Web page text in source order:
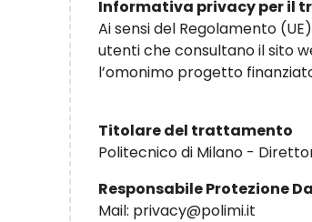
Informativa privacy per il
Ai sensi del Regolamento
utenti che consultano il sito
l’omonimo progetto
Titolare del trattamento
Politecnico di Milano -
Responsabile Protezione
Mail: privacy@polimi.it